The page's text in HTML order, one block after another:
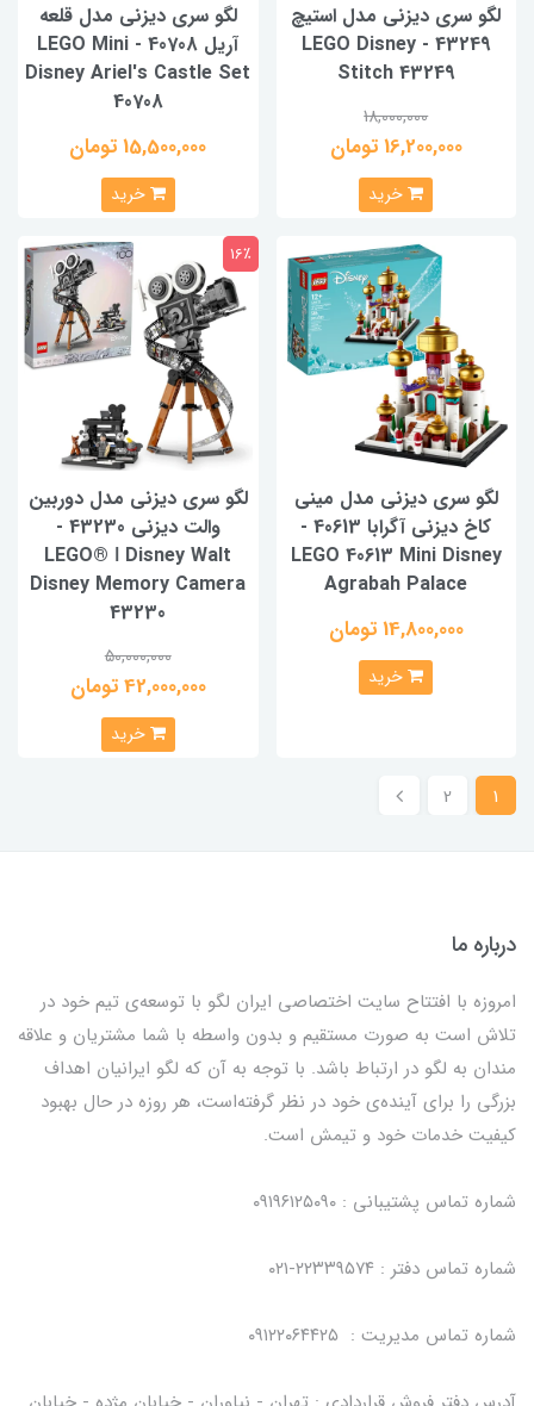
لگو سری دیزنی مدل استیچ
43249 - LEGO Disney
Stitch 43249
18,000,000
16,200,000 تومان
خرید
لگو سری دیزنی مدل قلعه
آریل 40708 - LEGO Mini
Disney Ariel's Castle Set
40708
15,500,000 تومان
خرید
لگو سری دیزنی مدل مینی
کاخ دیزنی آگرابا 40613 -
LEGO 40613 Mini Disney
Agrabah Palace
14,800,000 تومان
خرید
لگو سری دیزنی مدل دوربین
والت دیزنی 43230 -
LEGO® ǀ Disney Walt
Disney Memory Camera
43230
50,000,000
42,000,000 تومان
16٪
خرید
1
2
درباره ما
امروزه با افتتاح سایت اختصاصی ایران لگو با توسعه‌ی تیم خود در
تلاش است به صورت مستقیم و بدون واسطه با شما مشتریان و علاقه
مندان به لگو در ارتباط باشد. با توجه به آن که لگو ایرانیان اهداف
بزرگی را برای آینده‌ی خود در نظر گرفته‌است، هر روزه در حال بهبود
کیفیت خدمات خود و تیمش است.
شماره تماس پشتیبانی : ۰۹۱۹۶۱۲۵۰۹۰
شماره تماس دفتر : ۲۲۳۳۹۵۷۴-۰۲۱
شماره تماس مدیریت : ۰۹۱۲۲۰۶۴۴۲۵